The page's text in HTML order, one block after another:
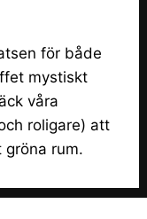
för både
mystiskt
våra
roligare) att
rum.